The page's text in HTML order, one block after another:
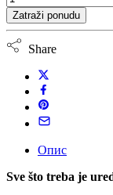
Zatraži ponudu
Share
Опис
Sve što treba je